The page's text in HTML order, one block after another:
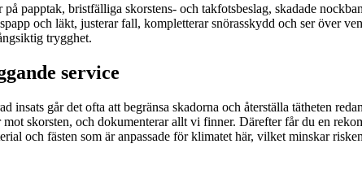
papptak, bristfälliga skorstens- och takfotsbeslag, skadade
och läkt, justerar fall, kompletterar snörasskydd och ser över
trygghet.
service
går det ofta att begränsa skadorna och återställa tätheten
skorsten, och dokumenterar allt vi finner. Därefter får du en
och fästen som är anpassade för klimatet här, vilket minskar